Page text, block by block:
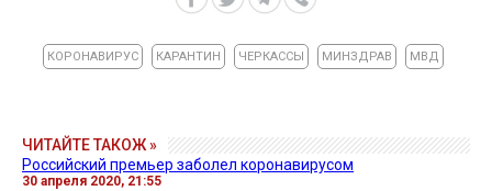
КОРОНАВИРУС КАРАНТИН ЧЕРКАССЫ МИНЗДРАВ МВД
ЧИТАЙТЕ ТАКОЖ »
Российский премьер заболел коронавирусом
30 апреля 2020, 21:55